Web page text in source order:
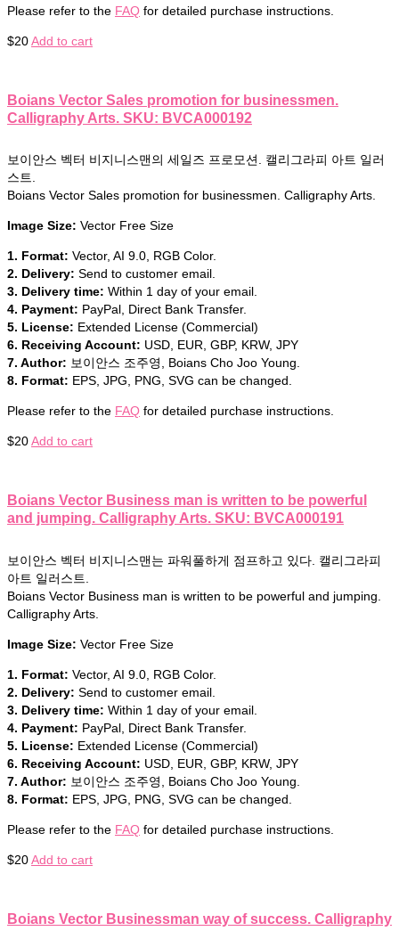
Please refer to the FAQ for detailed purchase instructions.
$20Add to cart
Boians Vector Sales promotion for businessmen.
Calligraphy Arts. SKU: BVCA000192
보이안스 벡터 비지니스맨의 세일즈 프로모션. 캘리그라피 아트 일러
스트.
Boians Vector Sales promotion for businessmen. Calligraphy Arts.
Image Size: Vector Free Size
1. Format: Vector, AI 9.0, RGB Color.
2. Delivery: Send to customer email.
3. Delivery time: Within 1 day of your email.
4. Payment: PayPal, Direct Bank Transfer.
5. License: Extended License (Commercial)
6. Receiving Account: USD, EUR, GBP, KRW, JPY
7. Author: 보이안스 조주영, Boians Cho Joo Young.
8. Format: EPS, JPG, PNG, SVG can be changed.
Please refer to the FAQ for detailed purchase instructions.
$20Add to cart
Boians Vector Business man is written to be powerful
and jumping. Calligraphy Arts. SKU: BVCA000191
보이안스 벡터 비지니스맨는 파워풀하게 점프하고 있다. 캘리그라피
아트 일러스트.
Boians Vector Business man is written to be powerful and jumping.
Calligraphy Arts.
Image Size: Vector Free Size
1. Format: Vector, AI 9.0, RGB Color.
2. Delivery: Send to customer email.
3. Delivery time: Within 1 day of your email.
4. Payment: PayPal, Direct Bank Transfer.
5. License: Extended License (Commercial)
6. Receiving Account: USD, EUR, GBP, KRW, JPY
7. Author: 보이안스 조주영, Boians Cho Joo Young.
8. Format: EPS, JPG, PNG, SVG can be changed.
Please refer to the FAQ for detailed purchase instructions.
$20Add to cart
Boians Vector Businessman way of success. Calligraphy